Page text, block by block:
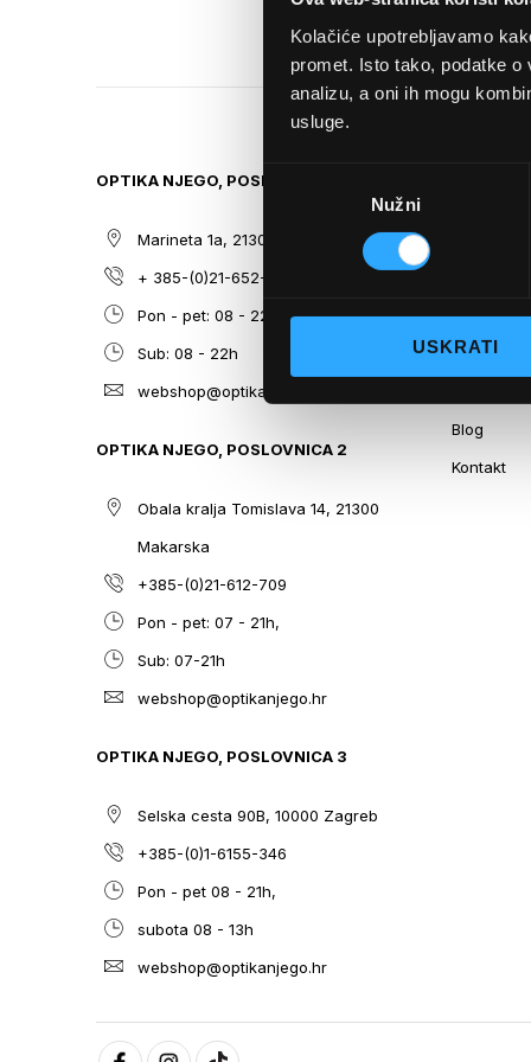
Kolačiće upotrebljavamo
promet. Isto tako, podatke
analizu, a oni ih mogu
usluge.
Odabir
Nužni
USKRATI
OPTIKA NJEGO, POSLOVNICA 1
Marineta 1a, 21300 Makarska
+ 385-(0)21-652-102
Pon - pet: 08 - 22h,
Sub: 08 - 22h
webshop@optikanjego.hr
OPTIKA NJEGO, POSLOVNICA 2
Obala kralja Tomislava 14, 21300
Makarska
+385-(0)21-612-709
Pon - pet: 07 - 21h,
Sub: 07-21h
webshop@optikanjego.hr
OPTIKA NJEGO, POSLOVNICA 3
Selska cesta 90B, 10000 Zagreb
+385-(0)1-6155-346
Pon - pet 08 - 21h,
subota 08 - 13h
webshop@optikanjego.hr
Optika
Blog
Kontakt